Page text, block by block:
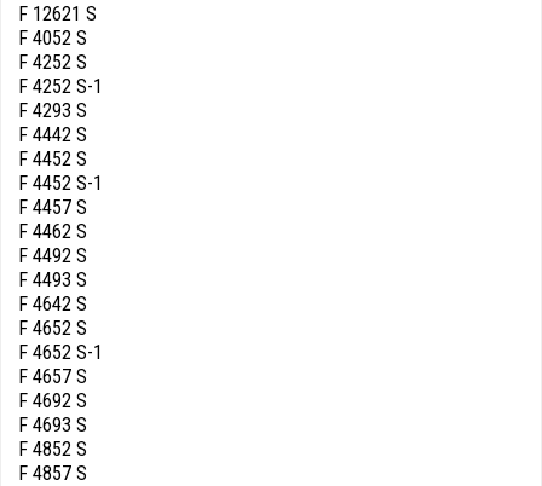
F 12621 S
F 4052 S
F 4252 S
F 4252 S-1
F 4293 S
F 4442 S
F 4452 S
F 4452 S-1
F 4457 S
F 4462 S
F 4492 S
F 4493 S
F 4642 S
F 4652 S
F 4652 S-1
F 4657 S
F 4692 S
F 4693 S
F 4852 S
F 4857 S